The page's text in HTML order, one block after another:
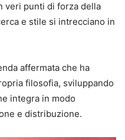
veri punti di forza della
e stile si intrecciano in
affermata che ha
filosofia, sviluppando
integra in modo
e distribuzione.